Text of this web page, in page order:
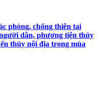
phòng, chống thiên tai
dân, phương tiện thủy
thủy nội địa trong mùa